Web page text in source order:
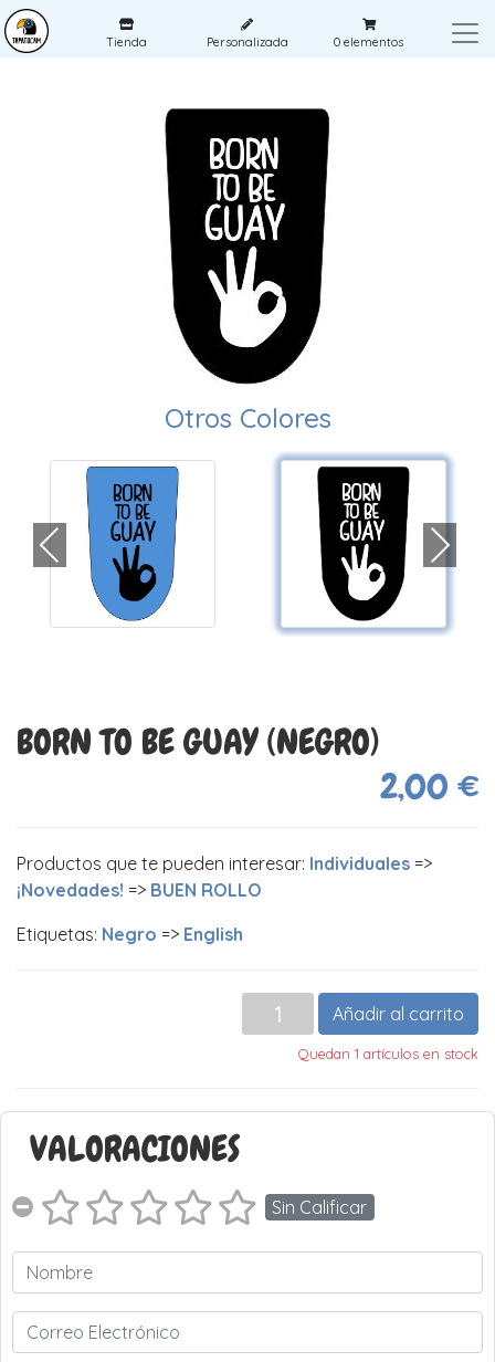
Tienda Personalizada 0 elementos
Otros Colores
BORN TO BE GUAY (NEGRO)
2,00 €
Productos que te pueden interesar: Individuales =>
¡Novedades! => BUEN ROLLO
Etiquetas: Negro => English
Añadir al carrito
Quedan 1 artículos en stock
VALORACIONES
Sin Calificar